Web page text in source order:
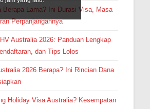
Berapa Lama? Ini Durasi Visa, Masa
Perpanjangannya
Australia 2026: Panduan Lengkap
dan Tips Lolos
2026 Berapa? Ini Rincian Dana
Holiday Visa Australia? Kesempatan